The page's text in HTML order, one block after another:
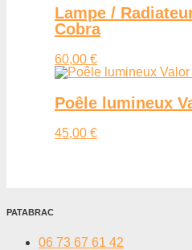
Lampe /
Cobra
60,00 €
Poêle lumineux
45,00 €
PATABRAC
06 73 67 61 42